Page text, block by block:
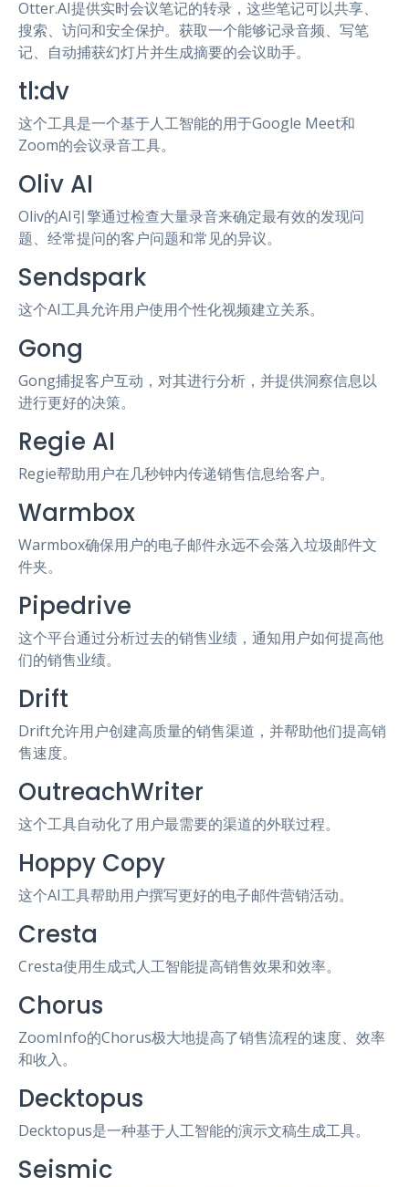
Otter.AI提供实时会议笔记的转录，这些笔记可以共享、
搜索、访问和安全保护。获取一个能够记录音频、写笔
记、自动捕获幻灯片并生成摘要的会议助手。
tl:dv
这个工具是一个基于人工智能的用于Google Meet和
Zoom的会议录音工具。
Oliv AI
Oliv的AI引擎通过检查大量录音来确定最有效的发现问
题、经常提问的客户问题和常见的异议。
Sendspark
这个AI工具允许用户使用个性化视频建立关系。
Gong
Gong捕捉客户互动，对其进行分析，并提供洞察信息以
进行更好的决策。
Regie AI
Regie帮助用户在几秒钟内传递销售信息给客户。
Warmbox
Warmbox确保用户的电子邮件永远不会落入垃圾邮件文
件夹。
Pipedrive
这个平台通过分析过去的销售业绩，通知用户如何提高他
们的销售业绩。
Drift
Drift允许用户创建高质量的销售渠道，并帮助他们提高销
售速度。
OutreachWriter
这个工具自动化了用户最需要的渠道的外联过程。
Hoppy Copy
这个AI工具帮助用户撰写更好的电子邮件营销活动。
Cresta
Cresta使用生成式人工智能提高销售效果和效率。
Chorus
ZoomInfo的Chorus极大地提高了销售流程的速度、效率
和收入。
Decktopus
Decktopus是一种基于人工智能的演示文稿生成工具。
Seismic